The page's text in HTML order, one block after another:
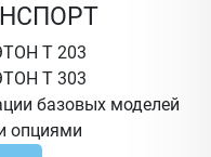
Т 203
Т 303
базовых моделей
опциями